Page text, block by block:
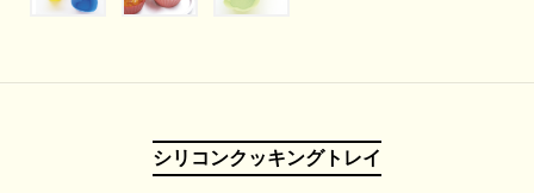
シリコンクッキングトレイ